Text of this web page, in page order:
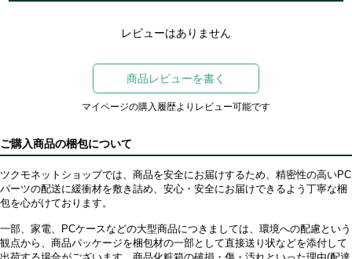
レビューはありません
商品レビューを書く
マイページの購入履歴よりレビュー可能です
ご購入商品の梱包について
ツクモネットショップでは、商品を安全にお届けするため、精密性の高いPC
パーツの配送に緩衝材を敷き詰め、安心・安全にお届けできるよう丁寧な梱
包を心がけております。
一部、家電、PCケースなどの大型商品につきましては、環境への配慮という
観点から、商品パッケージを梱包材の一部として直接送り状などを添付して